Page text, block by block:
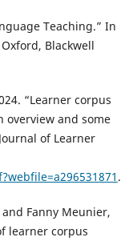
Teaching.” In
Blackwell
“Learner corpus
overview and some
of Learner
.
Fanny Meunier,
learner corpus